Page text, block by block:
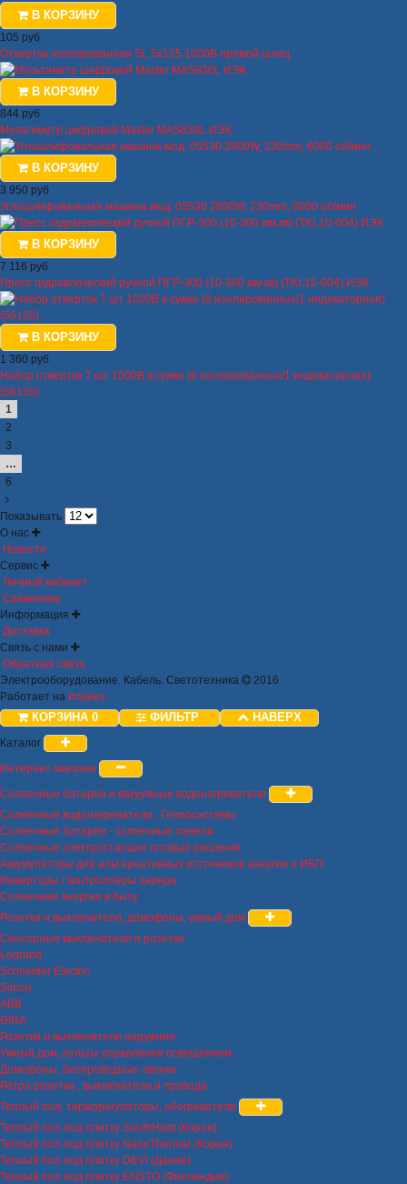
В КОРЗИНУ
105 руб
Отвертка изолированная SL 5х125 1000В прямой шлиц
В КОРЗИНУ
844 руб
Мультиметр цифровой Master MAS830L ИЭК
В КОРЗИНУ
3 950 руб
Углошлифовальная машина мод. 05530 2600W, 230mm, 6000 об/мин
В КОРЗИНУ
7 116 руб
Пресс гидравлический ручной ПГР-300 (10-300 мм.кв) (TKL10-004) ИЭК
В КОРЗИНУ
1 360 руб
Набор отверток 7 шт 1000В в сумке (6 изолированных/1 индикаторная)
(56130)
1
2
3
…
6
Показывать
О нас
Новости
Сервис
Личный кабинет
Сравнение
Информация
Доставка
Связь с нами
Обратная связь
Электрооборудование. Кабель. Светотехника
2016
Работает на InSales
КОРЗИНА 0 ФИЛЬТР НАВЕРХ
Каталог
Интернет-магазин
Солнечные батареи и вакуумные водонагреватели
Солнечные водонагреватели , Гелиосистемы
Солнечные батареи - солнечные панели
Солнечные электростанции готовые решения
Аккумуляторы для альтернативных источников энергии и ИБП
Инверторы / контроллеры заряда
Солнечная энергия в быту
Розетки и выключатели, домофоны, умный дом
Сенсорные выключатели и розетки
Legrand
Schneider Electric
Simon
ABB
GIRA
Розетки и выключатели наружние
Умный дом, пульты управления освещением
Домофоны, беспроводные звонки
Ретро розетки , выключатели и провода
Теплый пол, терморегуляторы, обогреватели
Теплый пол под плитку SouthHeat (Корея)
Теплый пол под плитку NanoThermal (Корея)
Теплый пол под плитку DEVI (Дания)
Теплый пол под плитку ENSTO (Финляндия)